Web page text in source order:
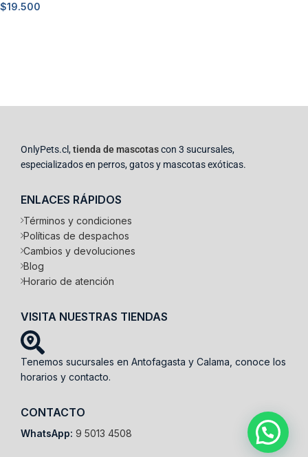
$19.500
OnlyPets.cl,tienda de mascotascon 3 sucursales,
especializados en perros, gatos y mascotas exóticas.
ENLACES RÁPIDOS
Términos y condiciones
Políticas de despachos
Cambios y devoluciones
Blog
Horario de atención
VISITA NUESTRAS TIENDAS
Tenemos sucursales en Antofagasta y Calama, conoce los
horarios y contacto.
CONTACTO
WhatsApp: 9 5013 4508